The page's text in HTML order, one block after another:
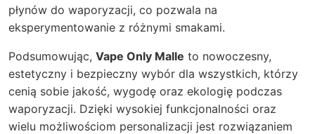
płynów do waporyzacji, co pozwala na
eksperymentowanie z różnymi smakami.
Podsumowując, Vape Only Malle to nowoczesny,
estetyczny i bezpieczny wybór dla wszystkich, którzy
cenią sobie jakość, wygodę oraz ekologię podczas
waporyzacji. Dzięki wysokiej funkcjonalności oraz
wielu możliwościom personalizacji jest rozwiązaniem